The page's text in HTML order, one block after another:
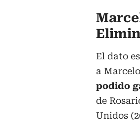
El dato
a
podido
de
Unidos